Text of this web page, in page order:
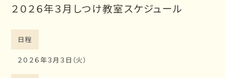
ー
位
置
２０２６年３月しつけ教室スケジュール
日程
２０２６年３月３日（火）